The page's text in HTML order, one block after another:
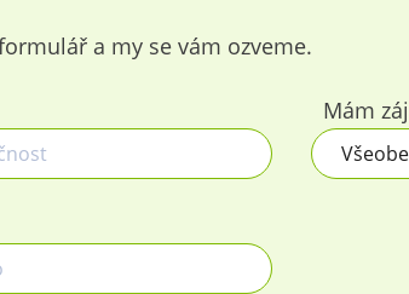
a my se vám ozveme.
Mám